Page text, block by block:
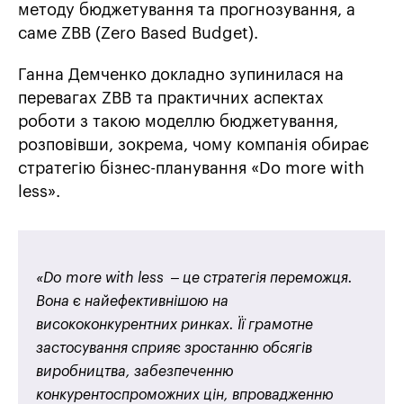
методу бюджетування та прогнозування, а
саме ZBB (Zero Based Budget).
Ганна Демченко докладно зупинилася на
перевагах ZBB та практичних аспектах
роботи з такою моделлю бюджетування,
розповівши, зокрема, чому компанія обирає
стратегію бізнес-планування «Do more with
less».
«Do more with less – це стратегія переможця.
Вона є найефективнішою на
висококонкурентних ринках. Її грамотне
застосування сприяє зростанню обсягів
виробництва, забезпеченню
конкурентоспроможних цін, впровадженню